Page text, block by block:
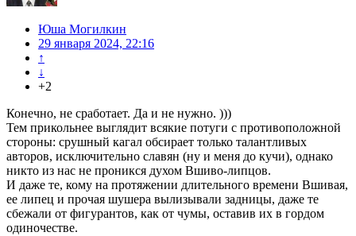
Юша Могилкин
29 января 2024, 22:16
↑
↓
+2
Конечно, не сработает. Да и не нужно. )))
Тем прикольнее выглядит всякие потуги с противоположной
стороны: срушный кагал обсирает только талантливых
авторов, исключительно славян (ну и меня до кучи), однако
никто из нас не проникся духом Вшиво-липцов.
И даже те, кому на протяжении длительного времени Вшивая,
ее липец и прочая шушера вылизывали задницы, даже те
сбежали от фигурантов, как от чумы, оставив их в гордом
одиночестве.